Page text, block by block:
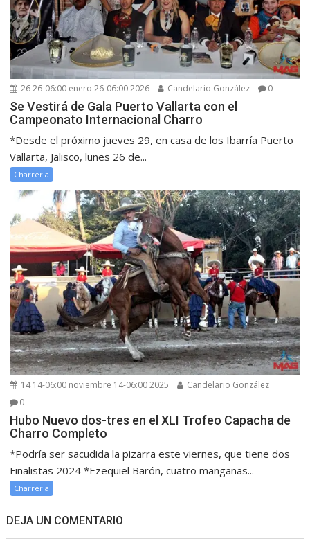
26 26-06:00 enero 26-06:00 2026 Candelario González 0
Se Vestirá de Gala Puerto Vallarta con el
Campeonato Internacional Charro
*Desde el próximo jueves 29, en casa de los Ibarría Puerto
Vallarta, Jalisco, lunes 26 de...
Charreria
14 14-06:00 noviembre 14-06:00 2025
Candelario González
0
Hubo Nuevo dos-tres en el XLI Trofeo Capacha de
Charro Completo
*Podría ser sacudida la pizarra este viernes, que tiene dos
Finalistas 2024 *Ezequiel Barón, cuatro manganas...
Charreria
DEJA UN COMENTARIO